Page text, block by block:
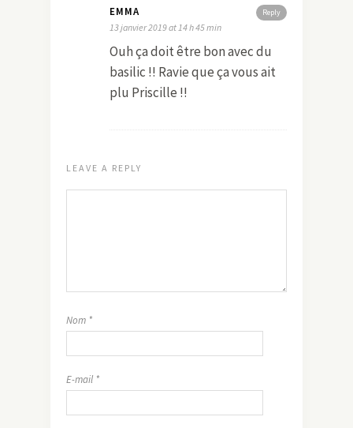
Reply
EMMA
13 janvier 2019 at 14 h 45 min
Ouh ça doit être bon avec du
basilic !! Ravie que ça vous ait
plu Priscille !!
LEAVE A REPLY
Nom *
E-mail *